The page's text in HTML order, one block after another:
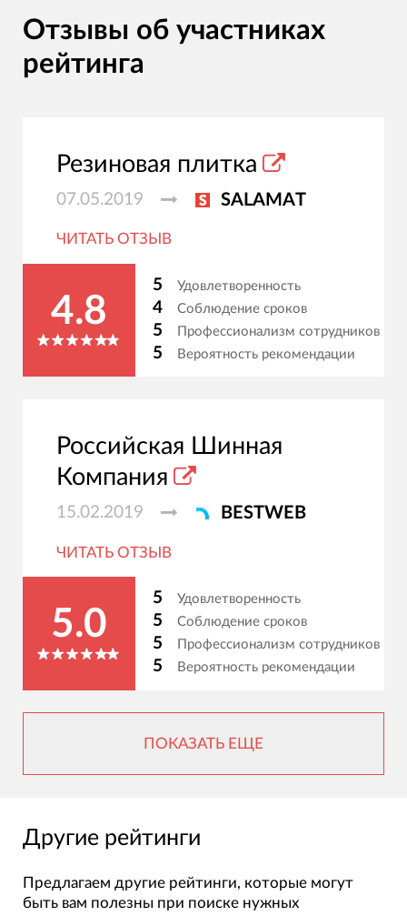
Отзывы об участниках
рейтинга
Резиновая плитка
07.05.2019 SALAMAT
ЧИТАТЬ ОТЗЫВ
4.8
5 Удовлетворенность
4 Соблюдение сроков
5 Профессионализм сотрудников
5 Вероятность рекомендации
Российская Шинная
Компания
15.02.2019 BESTWEB
ЧИТАТЬ ОТЗЫВ
5.0
5 Удовлетворенность
5 Соблюдение сроков
5 Профессионализм сотрудников
5 Вероятность рекомендации
ПОКАЗАТЬ ЕЩЕ
Другие рейтинги
Предлагаем другие рейтинги, которые могут
быть вам полезны при поиске нужных